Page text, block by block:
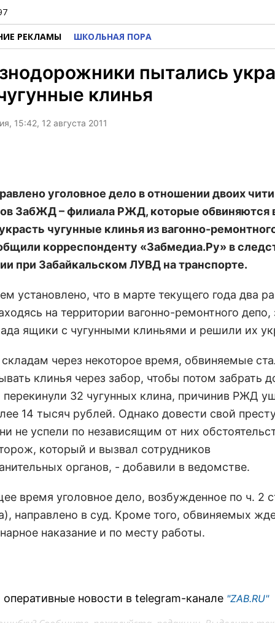
РЕКЛАМЫ ШКОЛЬНАЯ ПОРА
пытались
клинья
15:42, 12 августа 2011
уголовное дело в отношении двоих
ЗабЖД – филиала РЖД, которые обвиняются
чугунные клинья из вагонно-
корреспонденту «Забмедиа.Ру» в
при Забайкальском ЛУВД на транспорте.
установлено, что в марте текущего года два
на территории вагонно-ремонтного депо,
ящики с чугунными клиньями и решили их
через некоторое время, обвиняемые
клинья через забор, чтобы потом забрать
перекинули 32 чугунных клина, причинив РЖД
14 тысяч рублей. Однако довести свой
не успели по независящим от них
который и вызвал сотрудников
органов, - добавили в ведомстве.
время уголовное дело, возбужденное по ч. 2
направлено в суд. Кроме того, обвиняемых
наказание и по месту работы.
новости в telegram-канале "ZAB.RU"